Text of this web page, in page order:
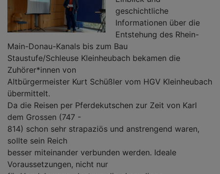
geschichtliche
Informationen über die
Entstehung des Rhein-
Main-Donau-Kanals bis zum Bau
Staustufe/Schleuse Kleinheubach bekamen die
Zuhörer*innen von
Altbürgermeister Kurt Schüßler vom HGV Kleinheubach
übermittelt.
Da die Reisen per Pferdekutschen zur Zeit von Karl
dem Grossen (747 -
814) schon sehr strapaziös und anstrengend waren,
sollte sein Reich
besser miteinander verbunden werden. Ideale
Voraussetzungen, nicht nur